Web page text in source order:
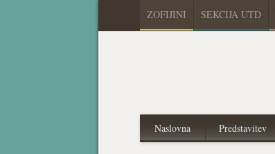
ZOFIJINI SEKCIJA UTD
Naslovna Predstavitev